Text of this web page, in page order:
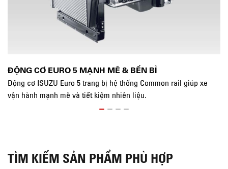
ĐỘNG CƠ EURO 5 MẠNH MẼ & BỀN BỈ
Động cơ ISUZU Euro 5 trang bị hệ thống Common rail giúp xe
vận hành mạnh mẽ và tiết kiệm nhiên liệu.
TÌM KIẾM SẢN PHẨM PHÙ HỢP